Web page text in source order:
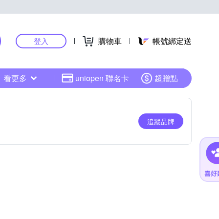
登入 購物車 帳號綁定送
看更多 uniopen 聯名卡 超贈點
追蹤品牌